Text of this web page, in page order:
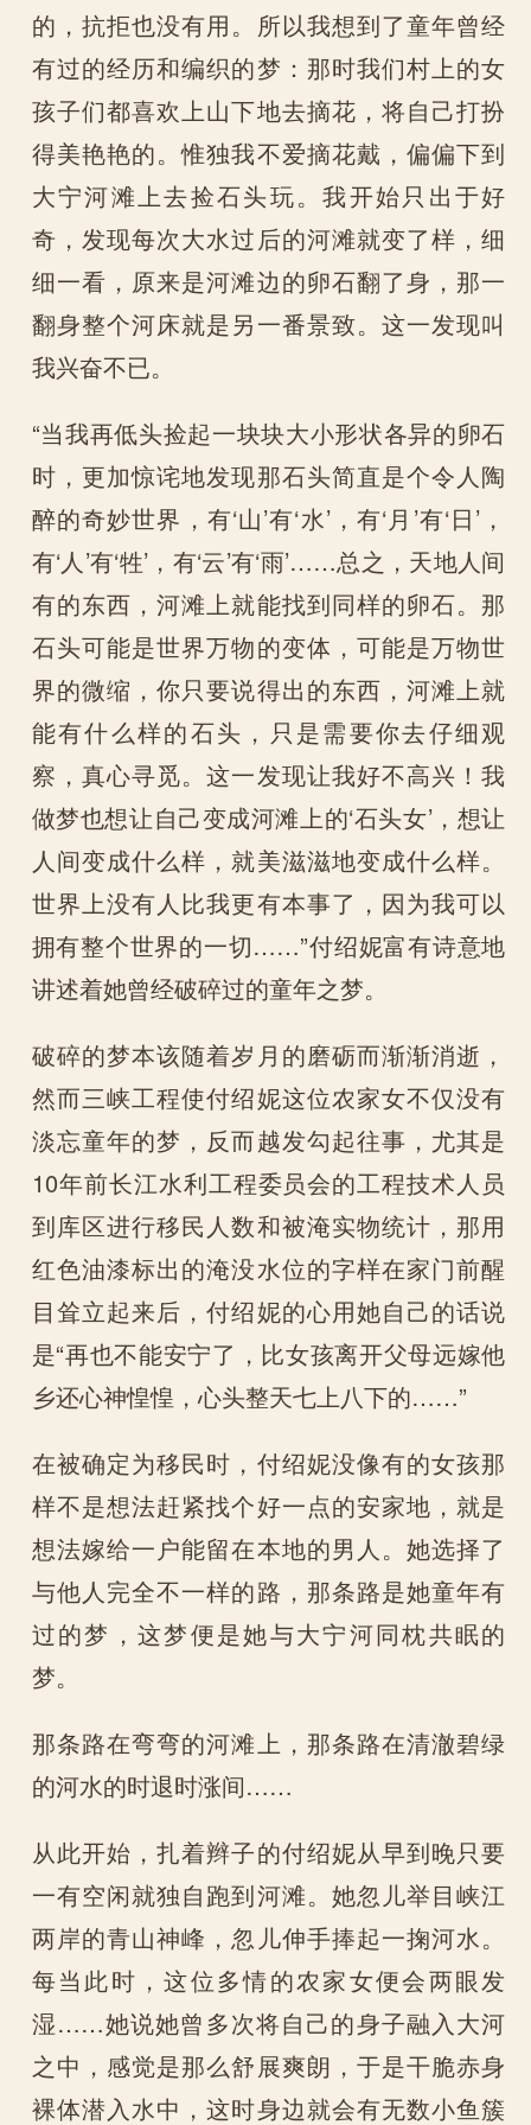
的，抗拒也没有用。所以我想到了童年曾经
有过的经历和编织的梦：那时我们村上的女
孩子们都喜欢上山下地去摘花，将自己打扮
得美艳艳的。惟独我不爱摘花戴，偏偏下到
大宁河滩上去捡石头玩。我开始只出于好
奇，发现每次大水过后的河滩就变了样，细
细一看，原来是河滩边的卵石翻了身，那一
翻身整个河床就是另一番景致。这一发现叫
我兴奋不已。
“当我再低头捡起一块块大小形状各异的卵石
时，更加惊诧地发现那石头简直是个令人陶
醉的奇妙世界，有‘山’有‘水’，有‘月’有‘日’，
有‘人’有‘牲’，有‘云’有‘雨’……总之，天地人间
有的东西，河滩上就能找到同样的卵石。那
石头可能是世界万物的变体，可能是万物世
界的微缩，你只要说得出的东西，河滩上就
能有什么样的石头，只是需要你去仔细观
察，真心寻觅。这一发现让我好不高兴！我
做梦也想让自己变成河滩上的‘石头女’，想让
人间变成什么样，就美滋滋地变成什么样。
世界上没有人比我更有本事了，因为我可以
拥有整个世界的一切……”付绍妮富有诗意地
讲述着她曾经破碎过的童年之梦。
破碎的梦本该随着岁月的磨砺而渐渐消逝，
然而三峡工程使付绍妮这位农家女不仅没有
淡忘童年的梦，反而越发勾起往事，尤其是
10年前长江水利工程委员会的工程技术人员
到库区进行移民人数和被淹实物统计，那用
红色油漆标出的淹没水位的字样在家门前醒
目耸立起来后，付绍妮的心用她自己的话说
是“再也不能安宁了，比女孩离开父母远嫁他
乡还心神惶惶，心头整天七上八下的……”
在被确定为移民时，付绍妮没像有的女孩那
样不是想法赶紧找个好一点的安家地，就是
想法嫁给一户能留在本地的男人。她选择了
与他人完全不一样的路，那条路是她童年有
过的梦，这梦便是她与大宁河同枕共眠的
梦。
那条路在弯弯的河滩上，那条路在清澈碧绿
的河水的时退时涨间……
从此开始，扎着辫子的付绍妮从早到晚只要
一有空闲就独自跑到河滩。她忽儿举目峡江
两岸的青山神峰，忽儿伸手捧起一掬河水。
每当此时，这位多情的农家女便会两眼发
湿……她说她曾多次将自己的身子融入大河
之中，感觉是那么舒展爽朗，于是干脆赤身
裸体潜入水中，这时身边就会有无数小鱼簇